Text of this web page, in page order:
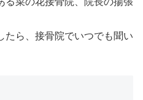
たら、接骨院でいつでも聞い